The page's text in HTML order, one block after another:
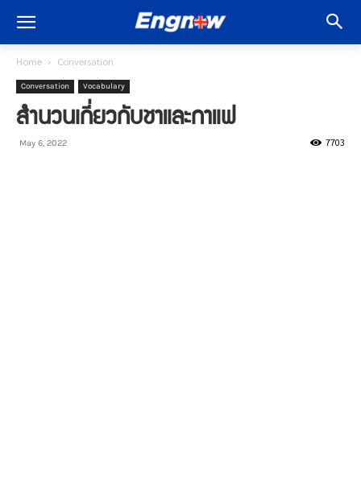
Home Conversation
Conversation Vocabulary
สำนวนเกี่ยวกับชาและกาแฟ
May 6, 2022 7703